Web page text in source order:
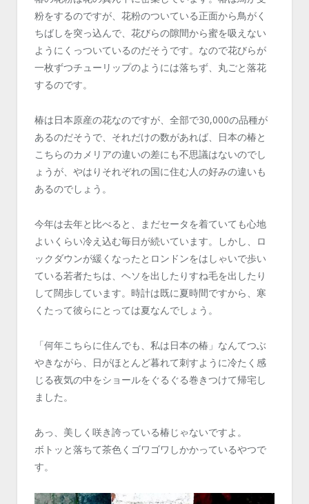
粉をするのですが、花粉のついている正面から鳥がく
ちばしを突っ込んで、花びらの隙間から蜜を吸えない
ようにくっついているのだそうです。なので花びらが
一枚ずつチューリップのようには落ちず、丸ごと落花
するのです。
椿は日本原産の花なのですが、全部で30,000の品種が
あるのだそうで、それだけの数があれば、日本の椿と
こちらのカメリアの違いの差にも不思議はないのでし
ょうが、やはりそれぞれの国に住む人の好みの違いも
あるのでしょう。
今年は去年と比べると、まだセータを着ていても心地
よいくらい冷え込む毎日が続いています。しかし、ロ
ックダウンが緩くなったとロンドンをはしゃいで歩い
ている若者たちは、ヘソを出したりすね毛を出したり
して闊歩しています。時計は既に夏時間ですから、寒
くたって彼らにとっては夏なんでしょう。
「何年こちらに住んでも、私は日本の椿」なんてつぶ
やきながら、日がほとんど暮れて刺すように冷たく感
じる夜気の中をショールをぐるぐる巻きつけて帰宅し
ました。
あっ、美しく咲き誇っている椿じゃないですよ。
ボトッと落ちて茶色くゴワゴワしかかっているやつで
す。